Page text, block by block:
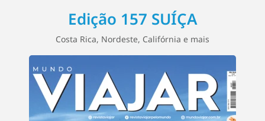
Edição 157 SUÍÇA
Costa Rica, Nordeste, Califórnia e mais